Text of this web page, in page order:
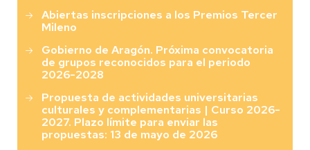
Abiertas inscripciones a los Premios Tercer
Mileno
Gobierno de Aragón. Próxima convocatoria
de grupos reconocidos para el periodo
2026-2028
Propuesta de actividades universitarias
culturales y complementarias | Curso 2026-
2027. Plazo límite para enviar las
propuestas: 13 de mayo de 2026